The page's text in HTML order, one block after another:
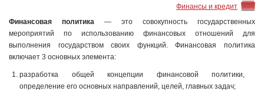
Финансы и кредит
Финансовая политика — это совокупность государственных
мероприятий по использованию финансовых отношений для
выполнения государством своих функций. Финансовая политика
включает 3 основных элемента:
разработка общей концепции финансовой политики,
определение его основных направлений, целей, главных задач;